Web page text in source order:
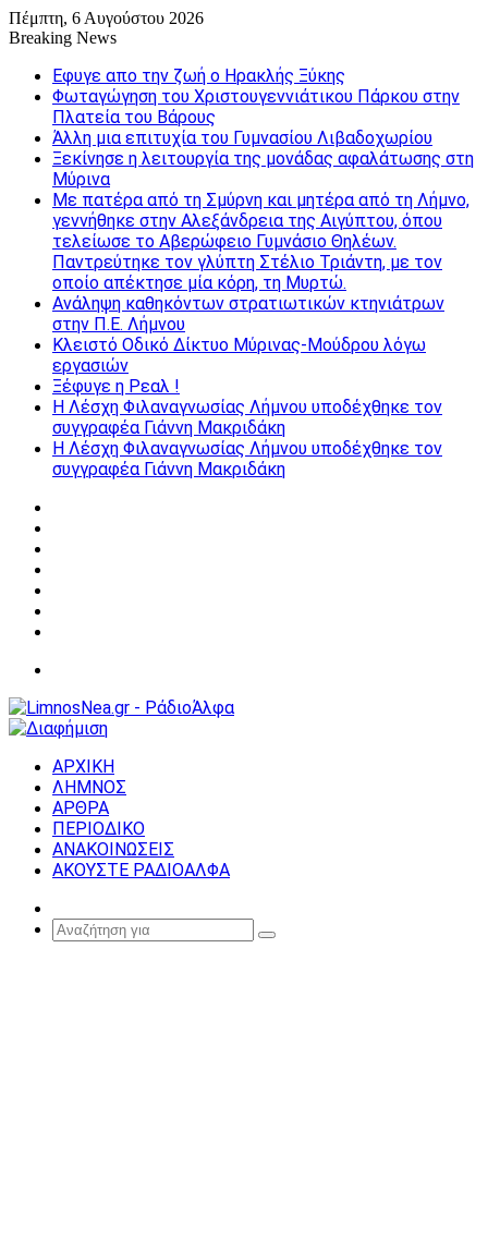
Πέμπτη, 6 Αυγούστου 2026
Breaking News
Εφυγε απο την ζωή o Ηρακλής Ξύκης
Φωταγώγηση του Χριστουγεννιάτικου Πάρκου στην
Πλατεία του Βάρους
Άλλη μια επιτυχία του Γυμνασίου Λιβαδοχωρίου
Ξεκίνησε η λειτουργία της μονάδας αφαλάτωσης στη
Μύρινα
Με πατέρα από τη Σμύρνη και μητέρα από τη Λήμνο,
γεννήθηκε στην Αλεξάνδρεια της Αιγύπτου, όπου
τελείωσε το Αβερώφειο Γυμνάσιο Θηλέων.
Παντρεύτηκε τον γλύπτη Στέλιο Τριάντη, με τον
οποίο απέκτησε μία κόρη, τη Μυρτώ.
Ανάληψη καθηκόντων στρατιωτικών κτηνιάτρων
στην Π.Ε. Λήμνου
Κλειστό Οδικό Δίκτυο Μύρινας-Μούδρου λόγω
εργασιών
Ξέφυγε η Ρεαλ !
Η Λέσχη Φιλαναγνωσίας Λήμνου υποδέχθηκε τον
συγγραφέα Γιάννη Μακριδάκη
Η Λέσχη Φιλαναγνωσίας Λήμνου υποδέχθηκε τον
συγγραφέα Γιάννη Μακριδάκη
ΑΡΧΙΚΗ
ΛΗΜΝΟΣ
ΑΡΘΡΑ
ΠΕΡΙΟΔΙΚΟ
ΑΝΑΚΟΙΝΩΣΕΙΣ
ΑΚΟΥΣΤΕ ΡΑΔΙΟΑΛΦΑ
Article
Αναζήτηση